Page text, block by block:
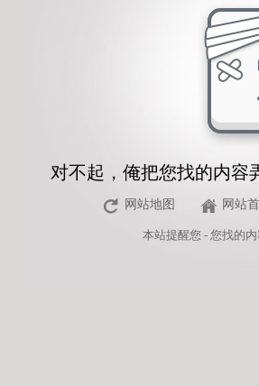
对不起，俺把您找的内容
网站地图 网站
本站提醒您 - 您找的